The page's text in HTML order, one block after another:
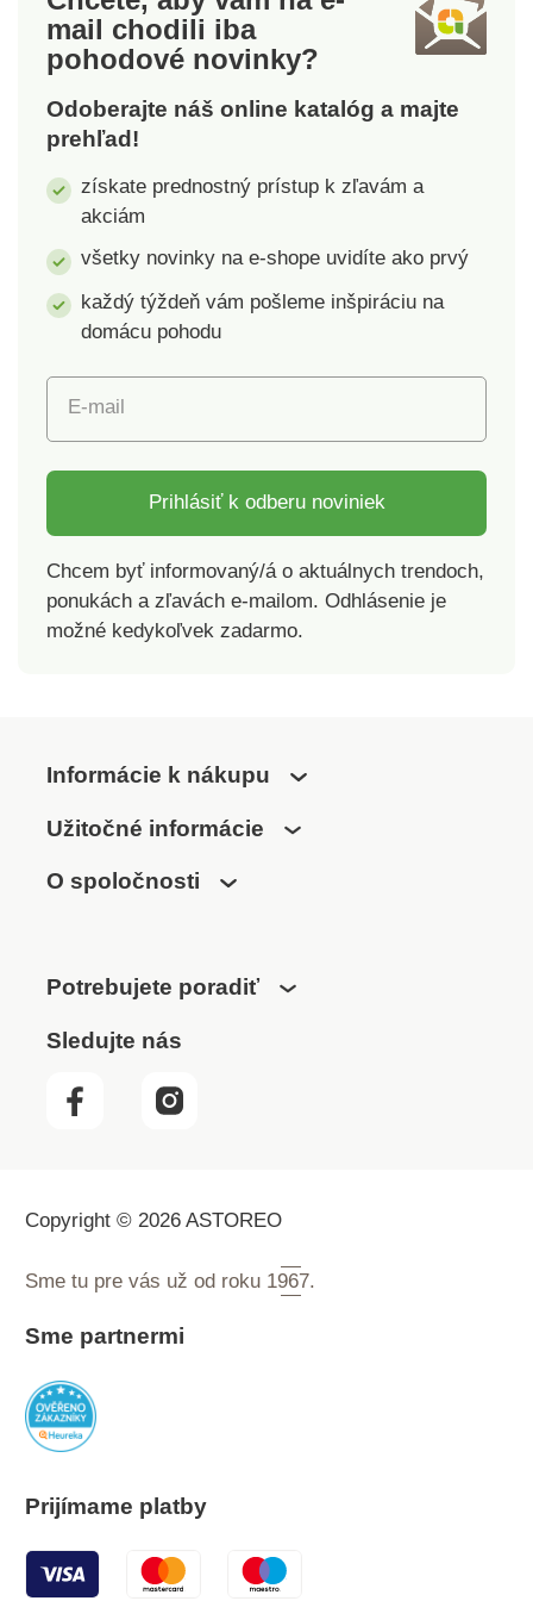
mail chodili iba
pohodové novinky?
Odoberajte náš online katalóg a majte
prehľad!
získate prednostný prístup k zľavám a
akciám
všetky novinky na e-shope uvidíte ako prvý
každý týždeň vám pošleme inšpiráciu na
domácu pohodu
E-mail
Prihlásiť k odberu noviniek
Chcem byť informovaný/á o aktuálnych trendoch,
ponukách a zľavách e-mailom. Odhlásenie je
možné kedykoľvek zadarmo.
Informácie k nákupu
Užitočné informácie
O spoločnosti
Potrebujete poradiť
Sledujte nás
Copyright © 2026 ASTOREO
Sme tu pre vás už od roku 1967.
Sme partnermi
Prijímame platby